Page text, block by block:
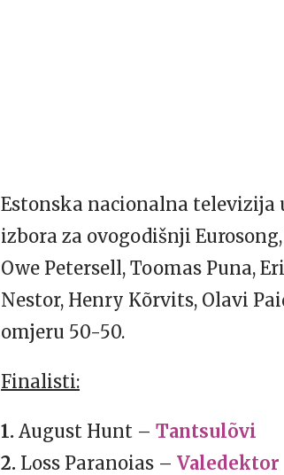
Estonska nacionalna
izbora za ovogodišnji
Owe Petersell, Toomas Puna,
Nestor, Henry Kõrvits, Olavi
omjeru 50-50.
Finalisti:
1. August Hunt – Tantsulõvi
2. Loss Paranoias – Valedektor